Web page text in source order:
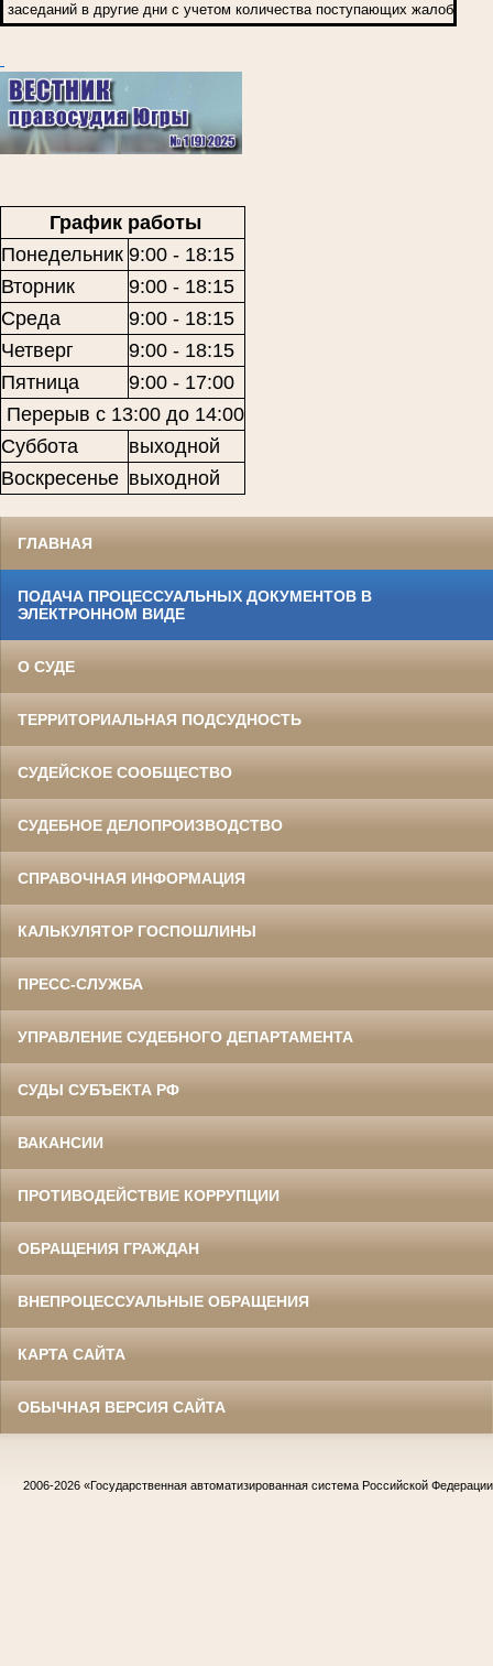
заседаний в другие дни с учетом количества поступающих жалоб
График работы
Понедельник 9:00 - 18:15
Вторник
9:00 - 18:15
Среда
9:00 - 18:15
Четверг
9:00 - 18:15
Пятница
9:00 - 17:00
Перерыв с 13:00 до 14:00
Суббота
выходной
Воскресенье выходной
ГЛАВНАЯ
ПОДАЧА ПРОЦЕССУАЛЬНЫХ ДОКУМЕНТОВ В
ЭЛЕКТРОННОМ ВИДЕ
О СУДЕ
ТЕРРИТОРИАЛЬНАЯ ПОДСУДНОСТЬ
СУДЕЙСКОЕ СООБЩЕСТВО
СУДЕБНОЕ ДЕЛОПРОИЗВОДСТВО
СПРАВОЧНАЯ ИНФОРМАЦИЯ
КАЛЬКУЛЯТОР ГОСПОШЛИНЫ
ПРЕСС-СЛУЖБА
УПРАВЛЕНИЕ СУДЕБНОГО ДЕПАРТАМЕНТА
СУДЫ СУБЪЕКТА РФ
ВАКАНСИИ
ПРОТИВОДЕЙСТВИЕ КОРРУПЦИИ
ОБРАЩЕНИЯ ГРАЖДАН
ВНЕПРОЦЕССУАЛЬНЫЕ ОБРАЩЕНИЯ
КАРТА САЙТА
ОБЫЧНАЯ ВЕРСИЯ САЙТА
2006-2026 «Государственная автоматизированная система Российской